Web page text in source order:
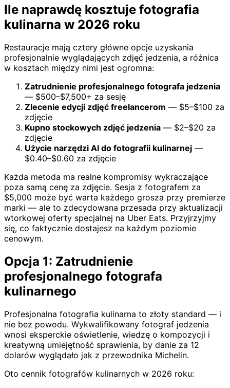
Ile naprawdę kosztuje fotografia
kulinarna w 2026 roku
Restauracje mają cztery główne opcje uzyskania
profesjonalnie wyglądających zdjęć jedzenia, a różnica
w kosztach między nimi jest ogromna:
Zatrudnienie profesjonalnego fotografa jedzenia
— $500–$7,500+ za sesję
Zlecenie edycji zdjęć freelancerom — $5–$100 za
zdjęcie
Kupno stockowych zdjęć jedzenia — $2–$20 za
zdjęcie
Użycie narzędzi AI do fotografii kulinarnej —
$0.40–$0.60 za zdjęcie
Każda metoda ma realne kompromisy wykraczające
poza samą cenę za zdjęcie. Sesja z fotografem za
$5,000 może być warta każdego grosza przy premierze
marki — ale to zdecydowana przesada przy aktualizacji
wtorkowej oferty specjalnej na Uber Eats. Przyjrzyjmy
się, co faktycznie dostajesz na każdym poziomie
cenowym.
Opcja 1: Zatrudnienie
profesjonalnego fotografa
kulinarnego
Profesjonalna fotografia kulinarna to złoty standard — i
nie bez powodu. Wykwalifikowany fotograf jedzenia
wnosi eksperckie oświetlenie, wiedzę o kompozycji i
kreatywną umiejętność sprawienia, by danie za 12
dolarów wyglądało jak z przewodnika Michelin.
Oto cennik fotografów kulinarnych w 2026 roku: